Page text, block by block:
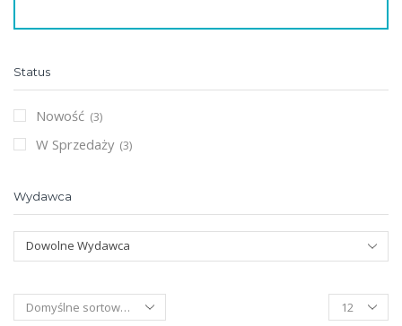
Products
per
Status
Nowość (3)
W Sprzedaży (3)
Wydawca
Dowolne Wydawca